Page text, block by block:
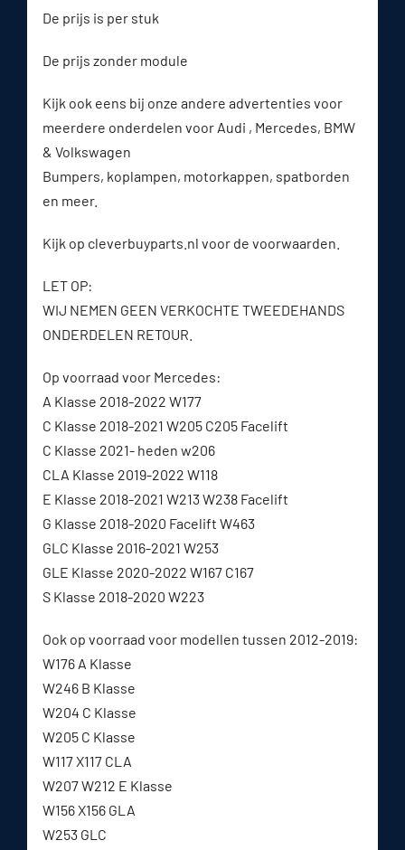
De prijs is per stuk
De prijs zonder module
Kijk ook eens bij onze andere advertenties voor
meerdere onderdelen voor Audi , Mercedes, BMW
& Volkswagen
Bumpers, koplampen, motorkappen, spatborden
en meer.
Kijk op cleverbuyparts.nl voor de voorwaarden.
LET OP:
WIJ NEMEN GEEN VERKOCHTE TWEEDEHANDS
ONDERDELEN RETOUR.
Op voorraad voor Mercedes:
A Klasse 2018-2022 W177
C Klasse 2018-2021 W205 C205 Facelift
C Klasse 2021- heden w206
CLA Klasse 2019-2022 W118
E Klasse 2018-2021 W213 W238 Facelift
G Klasse 2018-2020 Facelift W463
GLC Klasse 2016-2021 W253
GLE Klasse 2020-2022 W167 C167
S Klasse 2018-2020 W223
Ook op voorraad voor modellen tussen 2012-2019:
W176 A Klasse
W246 B Klasse
W204 C Klasse
W205 C Klasse
W117 X117 CLA
W207 W212 E Klasse
W156 X156 GLA
W253 GLC